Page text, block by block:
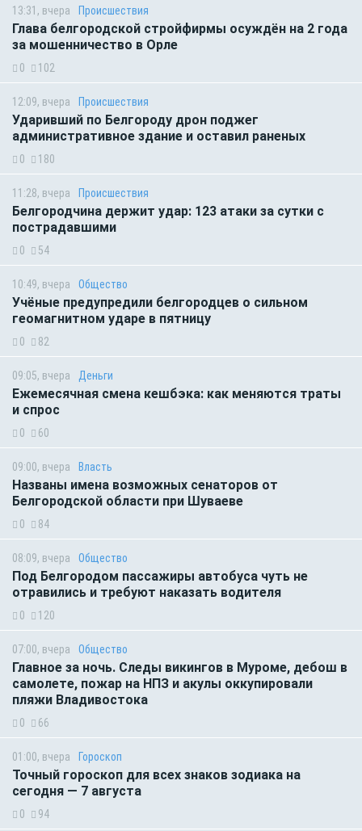
13:31, вчера Происшествия
Глава белгородской стройфирмы осуждён на 2 года
за мошенничество в Орле
0 102
12:09, вчера Происшествия
Ударивший по Белгороду дрон поджег
административное здание и оставил раненых
0 180
11:28, вчера Происшествия
Белгородчина держит удар: 123 атаки за сутки с
пострадавшими
0 54
10:49, вчера Общество
Учёные предупредили белгородцев о сильном
геомагнитном ударе в пятницу
0 82
09:05, вчера Деньги
Ежемесячная смена кешбэка: как меняются траты
и спрос
0 60
09:00, вчера Власть
Названы имена возможных сенаторов от
Белгородской области при Шуваеве
0 84
08:09, вчера Общество
Под Белгородом пассажиры автобуса чуть не
отравились и требуют наказать водителя
0 120
07:00, вчера Общество
Главное за ночь. Следы викингов в Муроме, дебош в
самолете, пожар на НПЗ и акулы оккупировали
пляжи Владивостока
0 66
01:00, вчера Гороскоп
Точный гороскоп для всех знаков зодиака на
сегодня — 7 августа
0 94